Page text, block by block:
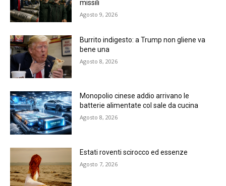
missili
Agosto 9, 2026
Burrito indigesto: a Trump non gliene va
bene una
Agosto 8, 2026
Monopolio cinese addio arrivano le
batterie alimentate col sale da cucina
Agosto 8, 2026
Estati roventi scirocco ed essenze
Agosto 7, 2026